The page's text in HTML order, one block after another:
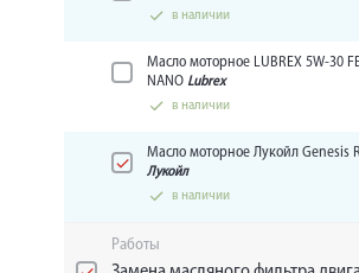
в наличии
Масло моторное LUBREX 5W-30
NANO Lubrex
в наличии
Масло моторное Лукойл Genesis
Лукойл
в наличии
Работы